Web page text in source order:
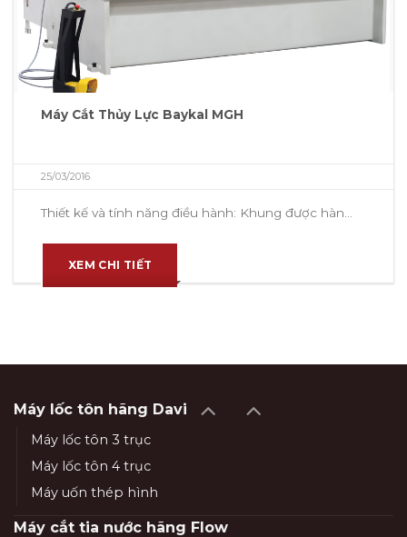
Máy Cắt Thủy Lực Baykal MGH
25/03/2016
Thiết kế và tính năng điều hành: Khung được hàn...
XEM CHI TIẾT
Máy lốc tôn hãng Davi
Máy lốc tôn 3 trục
Máy lốc tôn 4 trục
Máy uốn thép hình
Máy cắt tia nước hãng Flow